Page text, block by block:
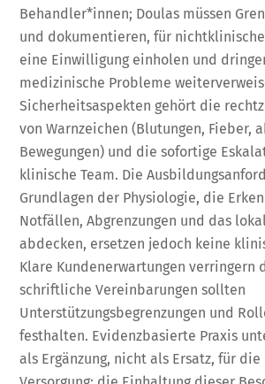
Behandler*innen; Doulas müssen
und dokumentieren, für
eine Einwilligung einholen und
medizinische Probleme
Sicherheitsaspekten gehört die
von Warnzeichen (Blutungen, Fieber,
Bewegungen) und die sofortige
klinische Team. Die
Grundlagen der Physiologie, die
Notfällen, Abgrenzungen und das
abdecken, ersetzen jedoch keine
Klare Kundenerwartungen verringern
schriftliche Vereinbarungen sollten
Unterstützungsbegrenzungen und
festhalten. Evidenzbasierte Praxis
als Ergänzung, nicht als Ersatz, für